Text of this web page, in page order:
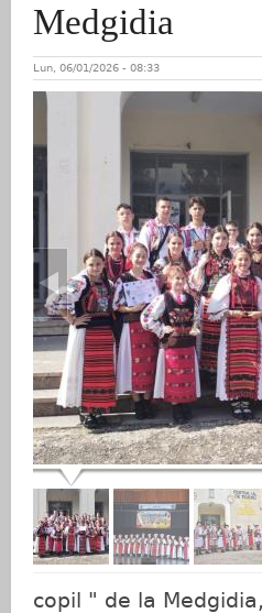
Medgidia
Lun, 06/01/2026 - 08:33
copil " de la